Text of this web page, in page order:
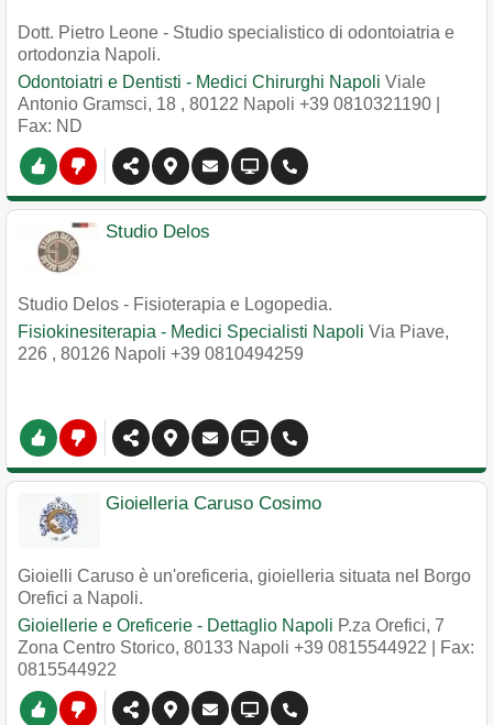
Dott. Pietro Leone - Studio specialistico di odontoiatria e
ortodonzia Napoli.
Odontoiatri e Dentisti - Medici Chirurghi Napoli Viale
Antonio Gramsci, 18 , 80122 Napoli +39 0810321190
Fax: ND
Studio Delos
Studio Delos - Fisioterapia e Logopedia.
Fisiokinesiterapia - Medici Specialisti Napoli Via Piave,
226 , 80126 Napoli +39 0810494259
Gioielleria Caruso Cosimo
Gioielli Caruso è un'oreficeria, gioielleria situata nel Borgo
Orefici a Napoli.
Gioiellerie e Oreficerie - Dettaglio Napoli P.za Orefici, 7
Zona Centro Storico, 80133 Napoli +39 0815544922 | Fax:
0815544922